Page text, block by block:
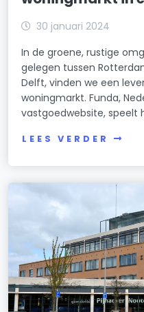
30 januari 2024
In de groene, rustige
gelegen tussen
Delft, vinden we een
woningmarkt. Funda,
vastgoedwebsite, speelt
LEES VERDER